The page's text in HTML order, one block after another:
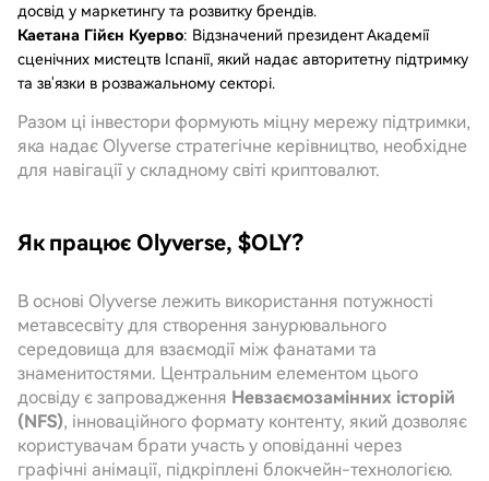
досвід у маркетингу та розвитку брендів.
Каетана Гійєн Куерво: Відзначений президент Академії
сценічних мистецтв Іспанії, який надає авторитетну підтримку
та зв'язки в розважальному секторі.
Разом ці інвестори формують міцну мережу підтримки,
яка надає Olyverse стратегічне керівництво, необхідне
для навігації у складному світі криптовалют.
Як працює Olyverse, $OLY?
В основі Olyverse лежить використання потужності
метавсесвіту для створення занурювального
середовища для взаємодії між фанатами та
знаменитостями. Центральним елементом цього
досвіду є запровадження Невзаємозамінних історій
(NFS), інноваційного формату контенту, який дозволяє
користувачам брати участь у оповіданні через
графічні анімації, підкріплені блокчейн-технологією.